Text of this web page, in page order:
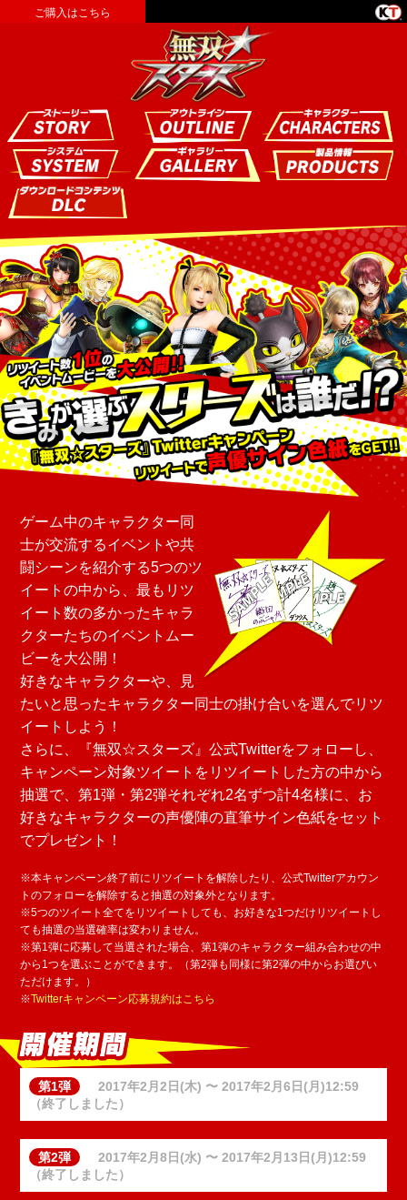
ご購入はこちら
ゲーム中のキャラクター同
士が交流するイベントや共
闘シーンを紹介する5つのツ
イートの中から、最もリツ
イート数の多かったキャラ
クターたちのイベントムー
ビーを大公開！
好きなキャラクターや、見
たいと思ったキャラクター同士の掛け合いを選んでリツ
イートしよう！
さらに、『無双☆スターズ』公式Twitterをフォローし、
キャンペーン対象ツイートをリツイートした方の中から
抽選で、第1弾・第2弾それぞれ2名ずつ計4名様に、お
好きなキャラクターの声優陣の直筆サイン色紙をセット
でプレゼント！
※本キャンペーン終了前にリツイートを解除したり、公式Twitterアカウン
トのフォローを解除すると抽選の対象外となります。
※5つのツイート全てをリツイートしても、お好きな1つだけリツイートし
ても抽選の当選確率は変わりません。
※第1弾に応募して当選された場合、第1弾のキャラクター組み合わせの中
から1つを選ぶことができます。（第2弾も同様に第2弾の中からお選びい
ただけます。）
※Twitterキャンペーン応募規約はこちら
2017年2月2日(木) 〜 2017年2月6日(月)12:59
（終了しました）
2017年2月8日(水) 〜 2017年2月13日(月)12:59
（終了しました）